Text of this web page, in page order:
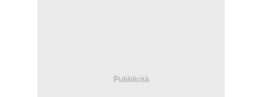
Pubblicità